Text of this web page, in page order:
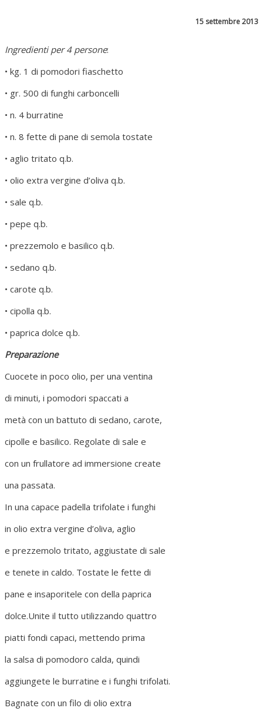
15 settembre 2013
Ingredienti per 4 persone:
• kg. 1 di pomodori fiaschetto
• gr. 500 di funghi carboncelli
• n. 4 burratine
• n. 8 fette di pane di semola tostate
• aglio tritato q.b.
• olio extra vergine d’oliva q.b.
• sale q.b.
• pepe q.b.
• prezzemolo e basilico q.b.
• sedano q.b.
• carote q.b.
• cipolla q.b.
• paprica dolce q.b.
Preparazione
Cuocete in poco olio, per una ventina
di minuti, i pomodori spaccati a
metà con un battuto di sedano, carote,
cipolle e basilico. Regolate di sale e
con un frullatore ad immersione create
una passata.
In una capace padella trifolate i funghi
in olio extra vergine d’oliva, aglio
e prezzemolo tritato, aggiustate di sale
e tenete in caldo. Tostate le fette di
pane e insaporitele con della paprica
dolce.Unite il tutto utilizzando quattro
piatti fondi capaci, mettendo prima
la salsa di pomodoro calda, quindi
aggiungete le burratine e i funghi trifolati.
Bagnate con un filo di olio extra